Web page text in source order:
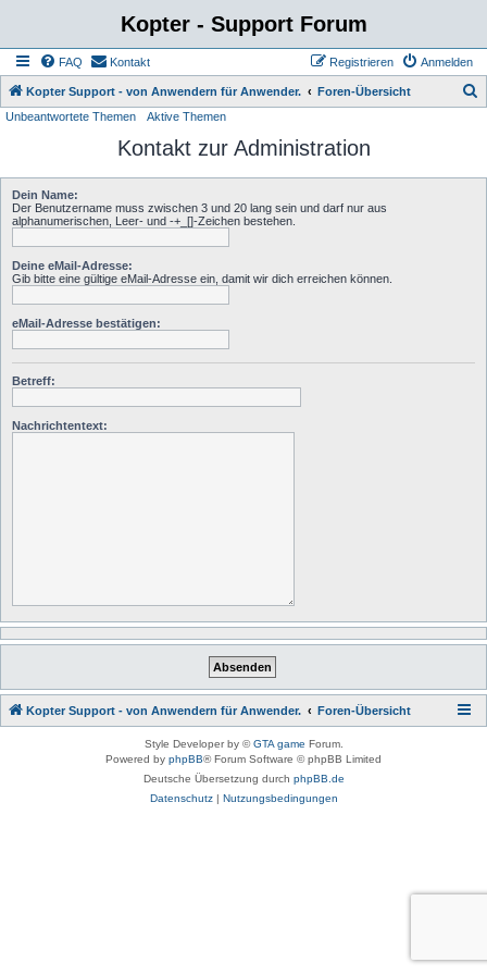
Kopter - Support Forum
FAQ Kontakt Anmelden
Registrieren
Kopter Support - von Anwendern für Anwender. Foren-Übersicht
Unbeantwortete Themen Aktive Themen
Kontakt zur Administration
Dein Name:
Der Benutzername muss zwischen 3 und 20 lang sein und darf nur aus
alphanumerischen, Leer- und -+_[]-Zeichen bestehen.
Deine eMail-Adresse:
Gib bitte eine gültige eMail-Adresse ein, damit wir dich erreichen können.
eMail-Adresse bestätigen:
Betreff:
Nachrichtentext:
Kopter Support - von Anwendern für Anwender. Foren-Übersicht
Style Developer by ©GTA game Forum.
Powered by phpBB® Forum Software © phpBB Limited
Deutsche Übersetzung durch phpBB.de
Datenschutz| Nutzungsbedingungen